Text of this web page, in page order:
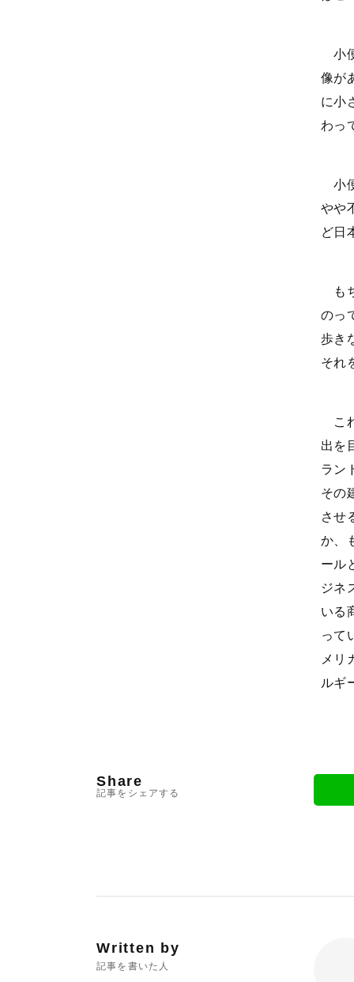
小
像が
に小
わっ
小
やや
ど日
も
のっ
歩き
それ
こ
出を
ラン
その
させ
か、
ール
ジネ
いる
って
メリ
ルギ
Share
記事をシェアする
Written by
記事を書いた人